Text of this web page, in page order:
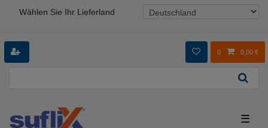
Wählen Sie Ihr Lieferland
0 0,00 €
☰